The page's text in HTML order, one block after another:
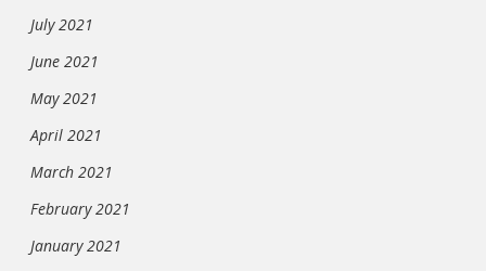
July 2021
June 2021
May 2021
April 2021
March 2021
February 2021
January 2021